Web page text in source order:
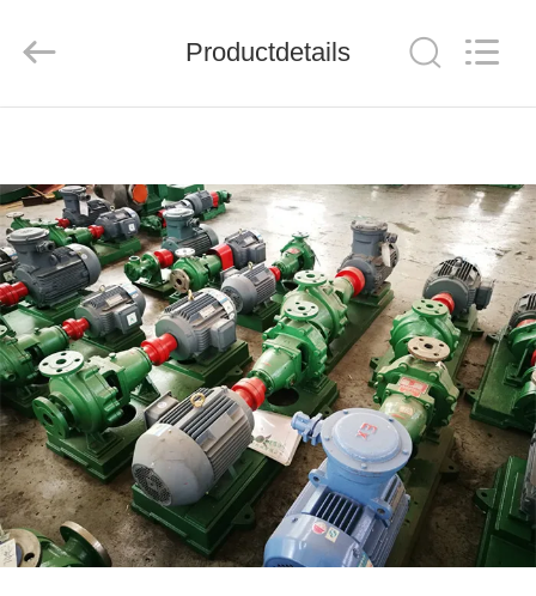
PRODUCTEN
VIDEOS
OVER
ONS
FABRIEKSTOUR
KWALITEITSCONTROLE
LTD..
Productdetails